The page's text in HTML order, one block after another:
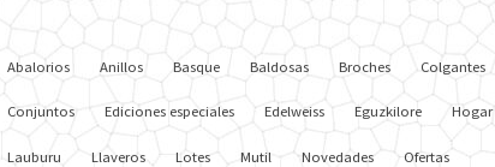
Abalorios Anillos Basque Baldosas Broches Colgantes
Conjuntos Ediciones especiales Edelweiss Eguzkilore Hogar
Lauburu Llaveros Lotes Mutil Novedades Ofertas